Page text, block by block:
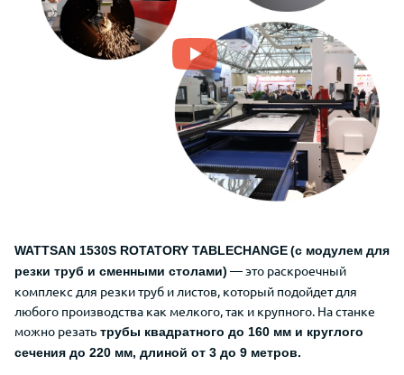
WATTSAN 1530S ROTATORY TABLECHANGE(с модулем для
резки труб и сменными столами) — это раскроечный
комплекс для резки труб и листов, который подойдет для
любого производства как мелкого, так и крупного. На станке
можно резать трубы квадратного до 160 мм и круглого
сечения до 220 мм, длиной от 3 до 9 метров.